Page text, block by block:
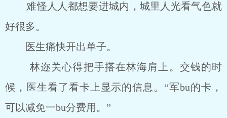
难怪人人都想要进城内，城里人光看气色就
好很多。
医生痛快开出单子。
林迩关心得把手搭在林海肩上。交钱的时
候，医生看了看卡上显示的信息。“军bu的卡，
可以减免一bu分费用。”